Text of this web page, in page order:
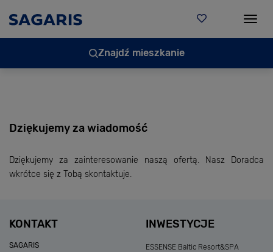
Znajdź mieszkanie
Dziękujemy za wiadomość
Dziękujemy za zainteresowanie naszą ofertą. Nasz Doradca
wkrótce się z Tobą skontaktuje.
KONTAKT
SAGARIS
INWESTYCJE
ESSENSE Baltic Resort&SPA